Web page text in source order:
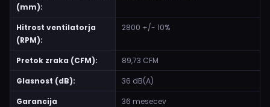
(mm):
Hitrost ventilatorja
(RPM):
2800 +/- 10%
Pretok zraka (CFM):
89,73 CFM
Glasnost (dB):
36 dB(A)
Garancija
36 mesecev